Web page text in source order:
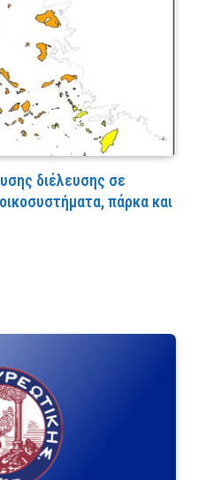
διέλευσης σε
πάρκα και